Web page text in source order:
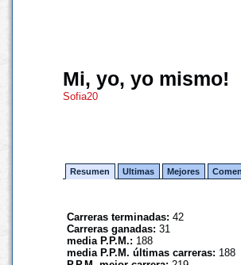
Mi, yo, yo mismo!
Sofia20
Resumen Ultimas Mejores
Carreras terminadas: 42
Carreras ganadas: 31
media P.P.M.: 188
media P.P.M. últimas carreras: 188